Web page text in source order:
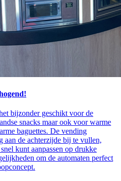
bijzonder geschikt voor de
snacks maar ook voor warme
baguettes. De vending
aan de achterzijde bij te vullen,
kunt aanpassen op drukke
om de automaten perfect